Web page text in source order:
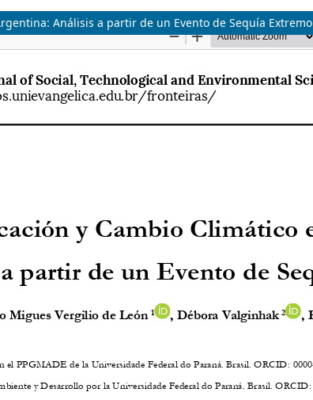
Análisis a partir de un Evento de Sequía Extremo